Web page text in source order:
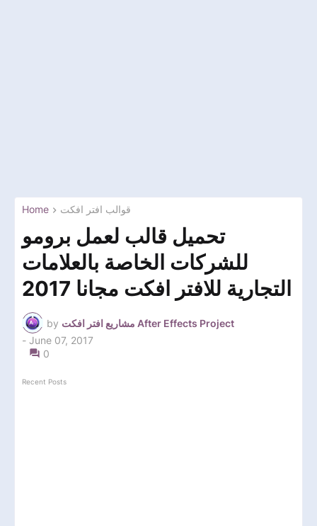
Home قوالب افتر افكت
تحميل قالب لعمل برومو
للشركات الخاصة بالعلامات
التجارية للافتر افكت مجانا 2017
by
مشاريع افتر افكت After Effects Project
- June 07, 2017
0
Recent Posts